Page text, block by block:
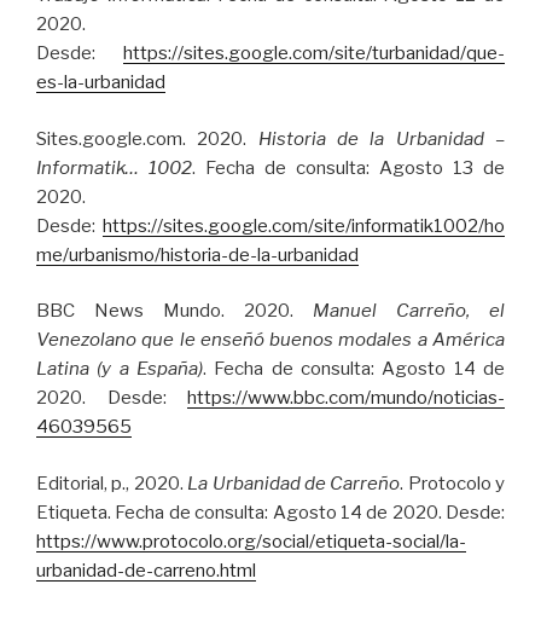
2020.
Desde: https://sites.google.com/site/turbanidad/que-
es-la-urbanidad
Sites.google.com. 2020. Historia de la Urbanidad –
Informatik… 1002. Fecha de consulta: Agosto 13 de
2020.
Desde: https://sites.google.com/site/informatik1002/ho
me/urbanismo/historia-de-la-urbanidad
BBC News Mundo. 2020. Manuel Carreño, el
Venezolano que le enseñó buenos modales a América
Latina (y a España). Fecha de consulta: Agosto 14 de
2020. Desde: https://www.bbc.com/mundo/noticias-
46039565
Editorial, p., 2020. La Urbanidad de Carreño. Protocolo y
Etiqueta. Fecha de consulta: Agosto 14 de 2020. Desde:
https://www.protocolo.org/social/etiqueta-social/la-
urbanidad-de-carreno.html